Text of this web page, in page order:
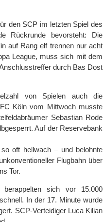
den SCP im letzten Spiel des
Rückrunde bevorsteht: Die
auf Rang elf trennen nur acht
League, muss sich mit dem
durch Bas Dost
von Spielen auch die
Köln vom Mittwoch musste
Sebastian Rode
Auf der Reservebank
oft hellwach – und belohnte
Flugbahn über
Tor.
sich vor 15.000
In der 17. Minute wurde
SCP-Verteidiger Luca Kilian